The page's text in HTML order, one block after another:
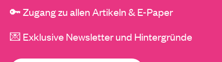
🔑 Zugang zu allen Artikeln & E-Paper
💌 Exklusive Newsletter und Hintergründe